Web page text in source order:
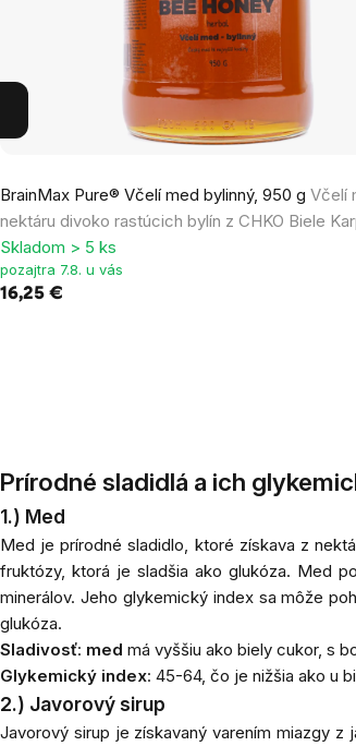
BrainMax Pure® Včelí med bylinný, 950 g Včelí
nektáru divoko rastúcich bylín z CHKO Biele
Skladom > 5 ks
pozajtra 7.8. u vás
16,25 €
Prírodné sladidlá a ich
1.) Med
Med je prírodné sladidlo, ktoré získava z
fruktózy, ktorá je sladšia ako glukóza. Med
minerálov. Jeho glykemický index sa môže
glukóza.
Sladivosť: med má vyššiu ako biely cukor, s
Glykemický index: 45-64, čo je nižšia ako u
2.) Javorový sirup
Javorový sirup je získavaný varením miazgy z